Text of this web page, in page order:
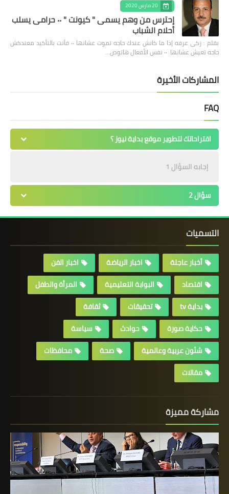
20 مارس 2020
إحترس من وهم يسمى " كيونت " ٠٠ حرامى يسلب
أحلام الشباب
بقلم : زكى عرفه ‎إذا ما كانش عندك حاجه تموت عشانها ٠٠ فأنت بالتأكيد معندكش
حاجه تعيش عشانها ٠٠ نفس الأفعال هاتوص…
المشاركات الأخيرة
FAQ
اقتراحاتك لتطوير موقع بداية نيوز ؟
إجابه السؤال 1
سؤال 2
التسميات
أخبار عاجلة اخبار الرياضة
اخبار الفن
اقتصاد
البوابة التعليمية
المرأة والطفل
بداية tv
تحقيقات
ثقافة
حكاية صورة
حوادث
سياسة
شئون عربية وعالمية
صحة
محافظات
مقالات
مشاركة مميزة